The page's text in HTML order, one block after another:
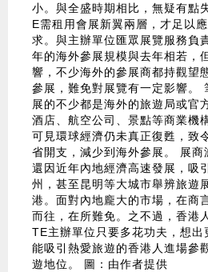
小。與全盛時期相比，無疑有點
E需租用會展新翼兩層，才足以
求。與主辦單位匯眾展覽服務負
年的海外參展規模與去年相若，
響，不少海外的參展商都持觀望
參展，難免對展覽有一定影響。
展的不少都是海外的旅遊局或官
酒店、航空公司、景點等商業機
可見環球經濟仍未真正復甦，致
省開支，減少到海外參展。 展商
還因近年內地經濟高速發展，吸
州，甚至昆明等大城市舉辨旅遊
港。面對內地龐大的市場，在商
而往，在所難免。之不過，香港
TE主辦單位只要多花功夫，想出
能吸引熱愛旅遊的香港人進場參
遊地位。 圖：由作者提供